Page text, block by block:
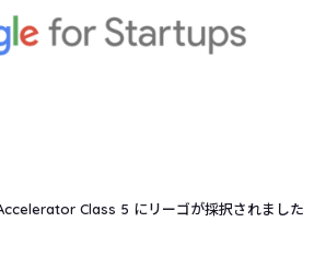
Class 5 にリーゴが採択されました